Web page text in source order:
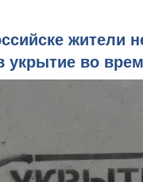
жители
укрытие во